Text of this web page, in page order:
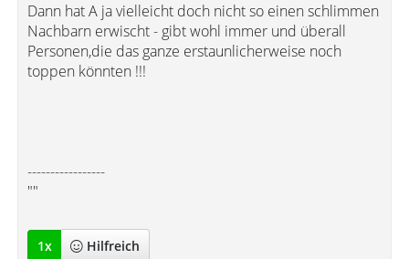
Dann hat A ja vielleicht doch nicht so einen schlimmen
Nachbarn erwischt - gibt wohl immer und überall
Personen,die das ganze erstaunlicherweise noch
toppen könnten !!!
-----------------
""
1x Hilfreich